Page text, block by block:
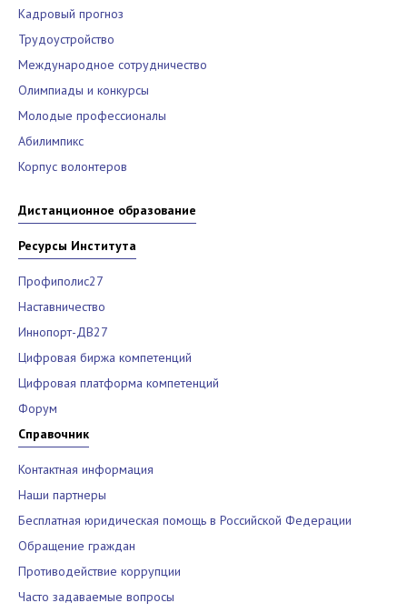
Кадровый прогноз
Трудоустройство
Международное сотрудничество
Олимпиады и конкурсы
Молодые профессионалы
Абилимпикс
Корпус волонтеров
Дистанционное образование
Ресурсы Института
Профиполис27
Наставничество
Иннопорт-ДВ27
Цифровая биржа компетенций
Цифровая платформа компетенций
Форум
Справочник
Контактная информация
Наши партнеры
Бесплатная юридическая помощь в Российской Федерации
Обращение граждан
Противодействие коррупции
Часто задаваемые вопросы